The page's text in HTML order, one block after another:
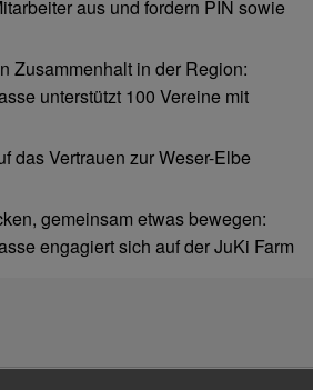
aus und fordern PIN sowie
Zusammenhalt in der Region:
unterstützt 100 Vereine mit
das Vertrauen zur Weser-Elbe
gemeinsam etwas bewegen:
engagiert sich auf der JuKi Farm